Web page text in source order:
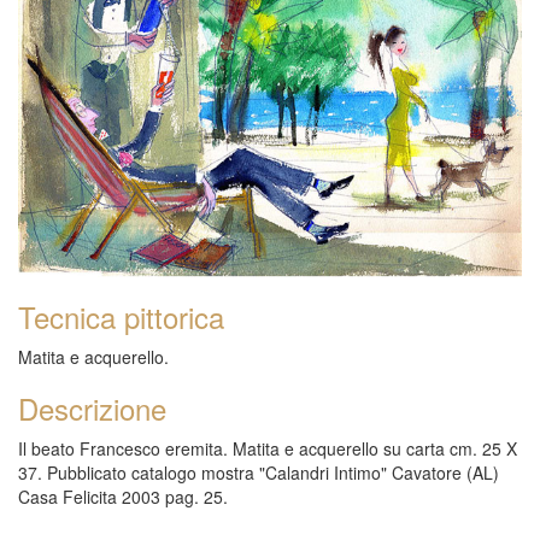
Tecnica pittorica
Matita e acquerello.
Descrizione
Il beato Francesco eremita. Matita e acquerello su carta cm. 25 X
37. Pubblicato catalogo mostra "Calandri Intimo" Cavatore (AL)
Casa Felicita 2003 pag. 25.